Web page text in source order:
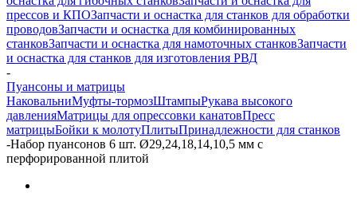
прессов и КПОЗапчасти и оснастка для станков для обработки
проводовЗапчасти и оснастка для комбинированных
станковЗапчасти и оснастка для намоточных станковЗапчасти
и оснастка для станков для изготовления РВД
-
Пуансоны и матрицы
НаковальниМуфты-тормозШтампыРукава высокого
давленияМатрицы для опрессовки канатовПресс
матрицыБойки к молотуПлитыПринадлежности для станков
-Набор пуансонов 6 шт. Ø29,24,18,14,10,5 мм с
перфорированной плитой